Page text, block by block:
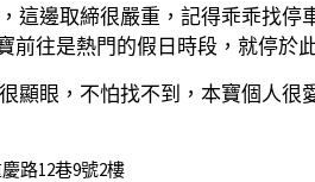
這邊取締很嚴重，記得乖乖找停
前往是熱門的假日時段，就停於
顯眼，不怕找不到，本寶個人
路12巷9號2樓